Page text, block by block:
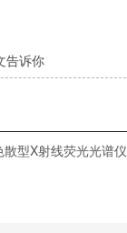
告诉你
散型X射线荧光光谱仪